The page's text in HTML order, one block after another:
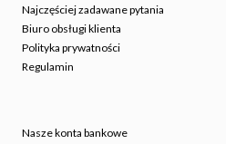
Najczęściej zadawane pytania
Biuro obsługi klienta
Polityka prywatności
Regulamin
Nasze konta bankowe